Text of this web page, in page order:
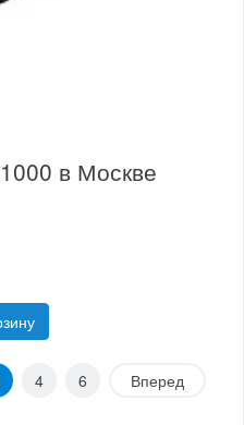
в Москве
4 6 Вперед